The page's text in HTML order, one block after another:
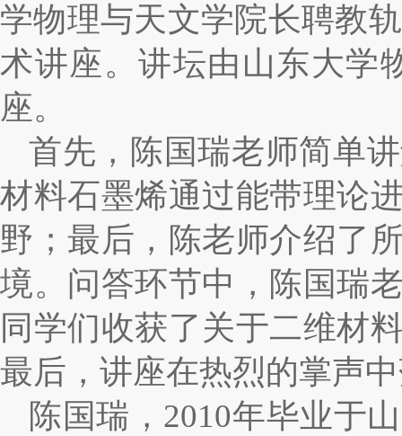
学物理与天文学院长聘教
术讲座。讲坛由山东大学
座。
首先，陈国瑞老师简单
材料石墨烯通过能带理论
野；最后，陈老师介绍了
境。问答环节中，陈国瑞
同学们收获了关于二维材
最后，讲座在热烈的掌声
陈国瑞，2010年毕业于